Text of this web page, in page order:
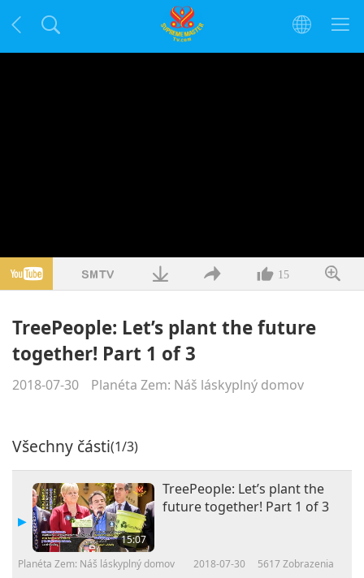
15
TreePeople: Let’s plant the future
together! Part 1 of 3
2018-07-30 Planéta Zem: Náš láskyplný domov
Všechny části(1/3)
15:07
TreePeople: Let’s plant the
future together! Part 1 of 3
Planéta Zem: Náš láskyplný domov 2018-07-30 5617Zobrazenia